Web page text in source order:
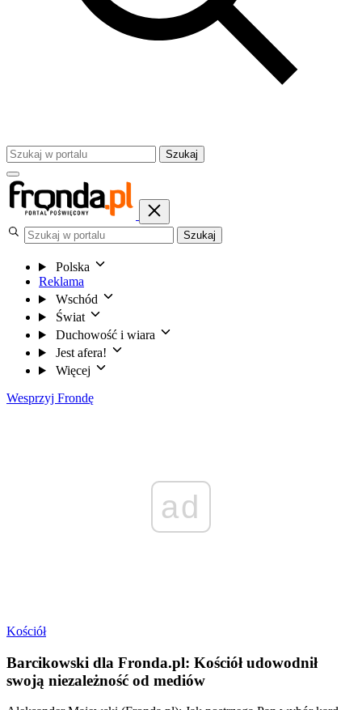
Szukaj
Szukaj
Polska
Reklama
Wschód
Świat
Duchowość i wiara
Jest afera!
Więcej
Wesprzyj Frondę
ad
Kościół
Barcikowski dla Fronda.pl: Kościół udowodnił
swoją niezależność od mediów